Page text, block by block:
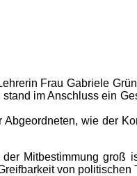
Frau Gabriele
im Anschluss ein
wie der
Mitbestimmung groß
von politischen